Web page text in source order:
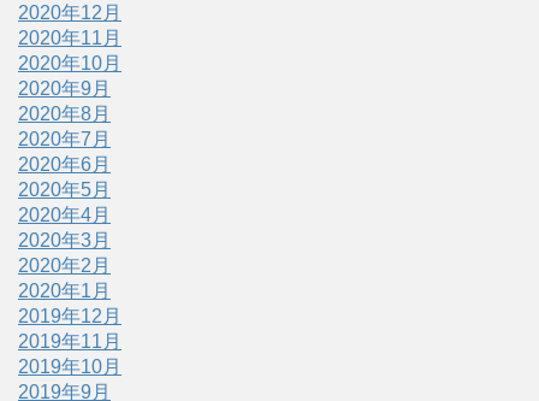
2020年12月
2020年11月
2020年10月
2020年9月
2020年8月
2020年7月
2020年6月
2020年5月
2020年4月
2020年3月
2020年2月
2020年1月
2019年12月
2019年11月
2019年10月
2019年9月